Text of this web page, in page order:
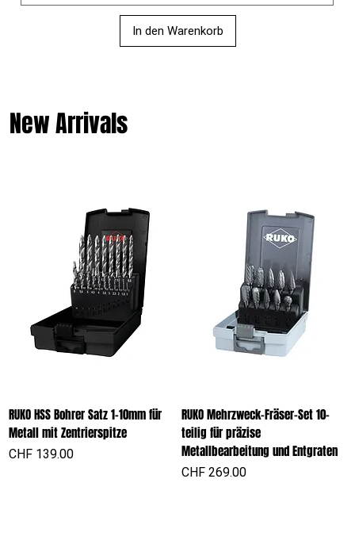
New Arrivals
RUKO HSS Bohrer Satz 1-10mm für
Metall mit Zentrierspitze
Preis
CHF 139.00
RUKO Mehrzweck-Fräser-Set 10-
teilig für präzise
Metallbearbeitung und Entgraten
Preis
CHF 269.00
In den Warenkorb